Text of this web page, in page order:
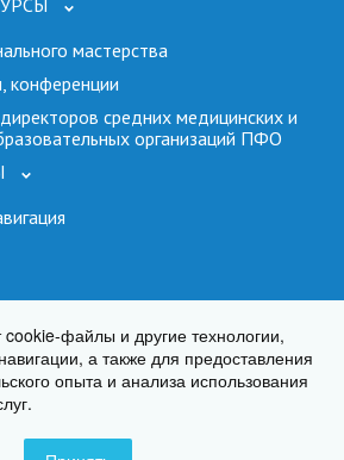
мастерства
конференции
средних медицинских и
организаций ПФО
России, 2007—2026
сайтов—
cookie-файлы и другие технологии,
а также для предоставления
опыта и анализа использования